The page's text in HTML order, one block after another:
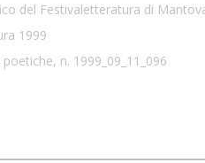
del Festivaletteratura di
1999
n. 1999_09_11_096